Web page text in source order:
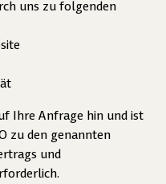
uns zu folgenden
Ihre Anfrage hin und ist
zu den genannten
und